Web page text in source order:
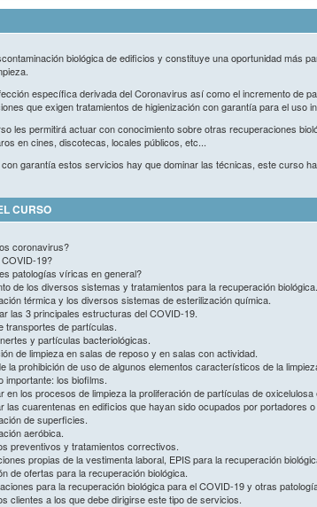
biológica de edificios y constituye una oportunidad más
específica derivada del Coronavirus así como el incremento de
que exigen tratamientos de higienización con garantía para el uso
les permitirá actuar con conocimiento sobre otras recuperaciones
en cines, discotecas, locales públicos, etc...
garantía estos servicios hay que dominar las técnicas, este curso
CURSO
coronavirus?
19?
patologías víricas en general?
de los diversos sistemas y tratamientos para la recuperación biológica.
térmica y los diversos sistemas de esterilización química.
las 3 principales estructuras del COVID-19.
transportes de partículas.
y partículas bacteriológicas.
de limpieza en salas de reposo y en salas con actividad.
la prohibición de uso de algunos elementos característicos de la
importante: los biofilms.
en los procesos de limpieza la proliferación de partículas de oxicelulosa
las cuarentenas en edificios que hayan sido ocupados por portadores
de superficies.
aeróbica.
preventivos y tratamientos correctivos.
propias de la vestimenta laboral, EPIS para la recuperación
de ofertas para la recuperación biológica.
para la recuperación biológica para el COVID-19 y otras
clientes a los que debe dirigirse este tipo de servicios.